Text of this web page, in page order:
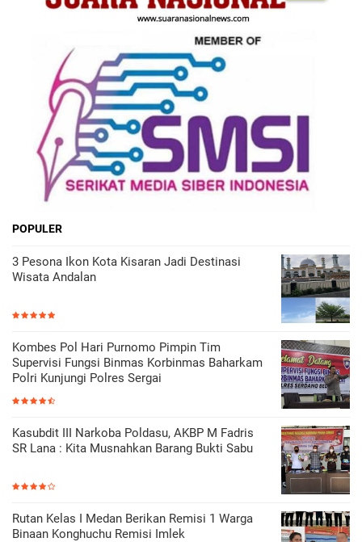
POPULER
3 Pesona Ikon Kota Kisaran Jadi Destinasi
Wisata Andalan
Kombes Pol Hari Purnomo Pimpin Tim
Supervisi Fungsi Binmas Korbinmas Baharkam
Polri Kunjungi Polres Sergai
Kasubdit III Narkoba Poldasu, AKBP M Fadris
SR Lana : Kita Musnahkan Barang Bukti Sabu
Rutan Kelas I Medan Berikan Remisi 1 Warga
Binaan Konghuchu Remisi Imlek